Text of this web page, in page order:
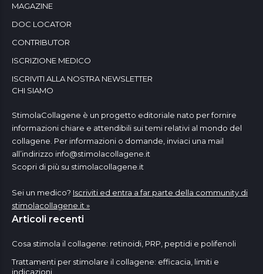
MAGAZINE
DOC LOCATOR
CONTRIBUTOR
ISCRIZIONE MEDICO
ISCRIVITI ALLA NOSTRA NEWSLETTER
CHI SIAMO
StimolaCollagene è un progetto editoriale nato per fornire
informazioni chiare e attendibili sui temi relativi al mondo del
collagene. Per informazioni o domande, inviaci una mail
all’indirizzo info@stimolacollagene.it
Scopri di più su stimolacollagene.it
Sei un medico? Iscriviti ed entra a far parte della community di
stimolacollagene.it »
Articoli recenti
Cosa stimola il collagene: retinoidi, PRP, peptidi e polifenoli
Trattamenti per stimolare il collagene: efficacia, limiti e
indicazioni